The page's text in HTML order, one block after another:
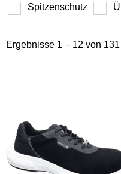
Spitzenschutz
Ergebnisse 1 – 12 von